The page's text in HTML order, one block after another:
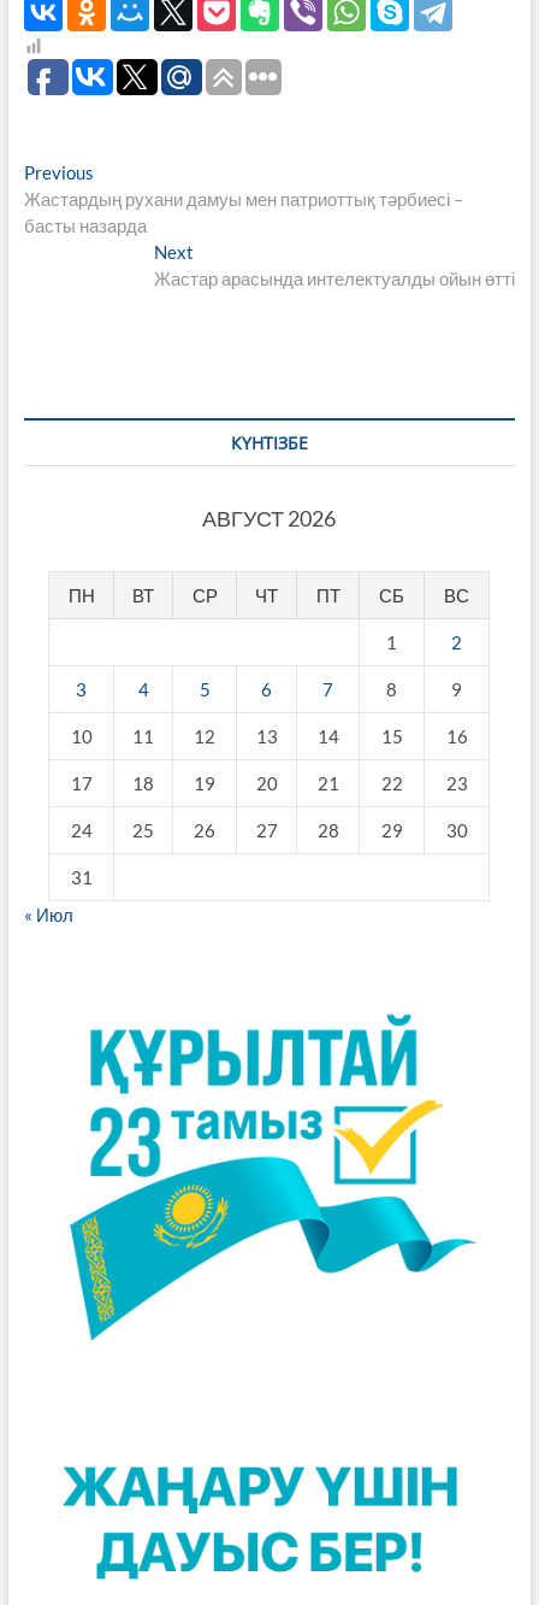
Навигация
по
PreviousPrevious
post:
Жастардың рухани дамуы мен патриоттық тәрбиесі –
басты назарда
Next
post:
Жастар арасында интелектуалды ойын өтті
КҮНТІЗБЕ
АВГУСТ 2026
ПН ВТ СР ЧТ ПТ СБ ВС
1 2
3 4 5 6 7 8 9
10 11 12 13 14 15 16
17 18 19 20 21 22 23
24 25 26 27 28 29 30
31
« Июл